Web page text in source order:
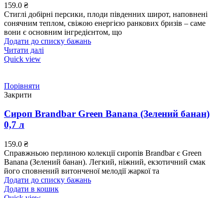
159.0 ₴
Стиглі добірні персики, плоди південних широт, наповнені
сонячним теплом, свіжою енергією ранкових бризів – саме
вони є основним інгредієнтом, що
Додати до списку бажань
Читати далі
Quick view
Порівняти
Закрити
Сироп Brandbar Green Banana (Зелений банан)
0,7 л
159.0 ₴
Справжньою перлиною колекції сиропів Brandbar є Green
Banana (Зелений банан). Легкий, ніжний, екзотичний смак
його сповнений витонченої мелодії жаркої та
Додати до списку бажань
Додати в кошик